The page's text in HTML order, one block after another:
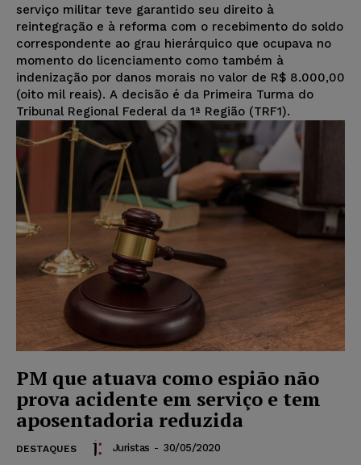
serviço militar teve garantido seu direito à
reintegração e à reforma com o recebimento do soldo
correspondente ao grau hierárquico que ocupava no
momento do licenciamento como também à
indenização por danos morais no valor de R$ 8.000,00
(oito mil reais). A decisão é da Primeira Turma do
Tribunal Regional Federal da 1ª Região (TRF1).
PM que atuava como espião não
prova acidente em serviço e tem
aposentadoria reduzida
DESTAQUES Juristas - 30/05/2020